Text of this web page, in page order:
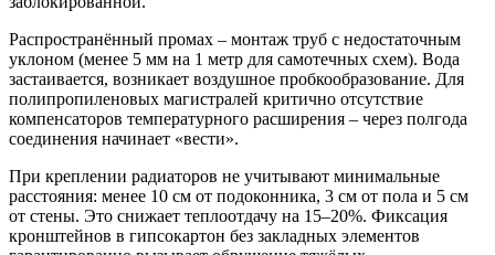
Распространённый промах – монтаж труб с недостаточным
уклоном (менее 5 мм на 1 метр для самотечных схем). Вода
застаивается, возникает воздушное пробкообразование. Для
полипропиленовых магистралей критично отсутствие
компенсаторов температурного расширения – через полгода
соединения начинает «вести».
При креплении радиаторов не учитывают минимальные
расстояния: менее 10 см от подоконника, 3 см от пола и 5 см
от стены. Это снижает теплоотдачу на 15–20%. Фиксация
кронштейнов в гипсокартон без закладных элементов